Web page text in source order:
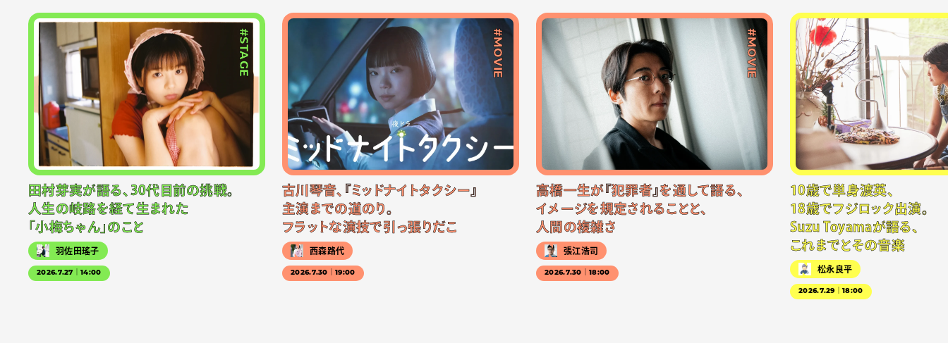
#STAGE
田村芽実が語る、30代目前の挑戦。
人生の岐路を経て生まれた
「小梅ちゃん」のこと
羽佐田瑤子
2026.7.27｜14:00
#MOVIE
古川琴音、『ミッドナイトタクシー』
主演までの道のり。
フラットな演技で引っ張りだこ
西森路代
2026.7.30｜19:00
#MOVIE
高橋一生が『犯罪者』を通して語る、
イメージを規定されることと、
人間の複雑さ
張江浩司
2026.7.30｜18:00
10歳で単身渡英、
18歳でフジロック出演。
Suzu Toyamaが語る、
これまでとその音楽
松永良平
2026.7.29｜18:00